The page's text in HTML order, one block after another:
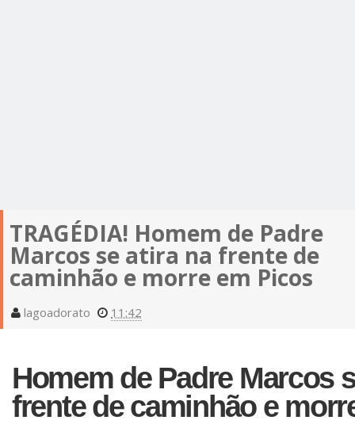
TRAGÉDIA! Homem de Padre
Marcos se atira na frente de
caminhão e morre em Picos
lagoadorato 11:42
Homem de Padre Marcos
frente de caminhão e